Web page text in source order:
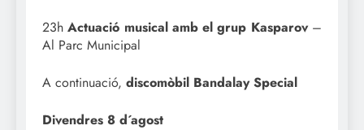
23hActuació musical amb el grup Kasparov–
Al Parc Municipal
A continuació, discomòbil Bandalay Special
Divendres 8 d´agost